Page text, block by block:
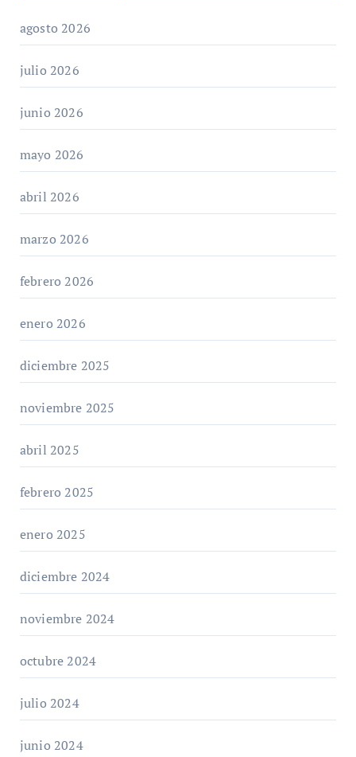
agosto 2026
julio 2026
junio 2026
mayo 2026
abril 2026
marzo 2026
febrero 2026
enero 2026
diciembre 2025
noviembre 2025
abril 2025
febrero 2025
enero 2025
diciembre 2024
noviembre 2024
octubre 2024
julio 2024
junio 2024